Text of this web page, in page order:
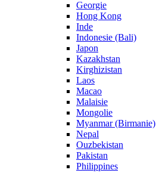
Georgie
Hong Kong
Inde
Indonesie (Bali)
Japon
Kazakhstan
Kirghizistan
Laos
Macao
Malaisie
Mongolie
Myanmar (Birmanie)
Nepal
Ouzbekistan
Pakistan
Philippines